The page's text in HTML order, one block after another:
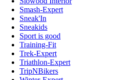
Smash-Expert
Sneak'In
Sneakids
Sport is good
Training-Fit
Trek-Expert
Triathlon-Expert
TripNBikers